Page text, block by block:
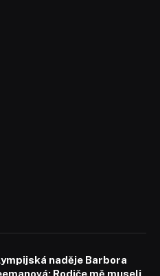
naděje Barbora